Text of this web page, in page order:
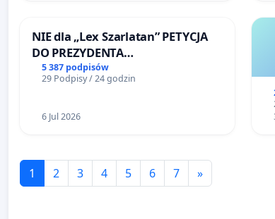
NIE dla „Lex Szarlatan” PETYCJA
DO PREZYDENTA
RZECZYPOSPOLITEJ POLSKIEJ
5 387 podpisów
29 Podpisy / 24 godzin
6 Jul 2026
1 2 3 4 5 6 7 »